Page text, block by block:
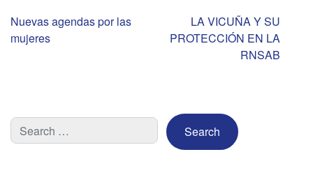
Navegación
Nuevas agendas por las
mujeres
LA VICUÑA Y SU
PROTECCIÓN EN LA
RNSAB